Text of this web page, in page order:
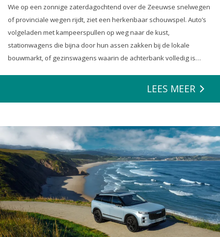
Wie op een zonnige zaterdagochtend over de Zeeuwse snelwegen
of provinciale wegen rijdt, ziet een herkenbaar schouwspel. Auto’s
volgeladen met kampeerspullen op weg naar de kust,
stationwagens die bijna door hun assen zakken bij de lokale
bouwmarkt, of gezinswagens waarin de achterbank volledig is
zeulen. We houden van onze auto’s en we verwachten dat ze alles
LEES MEER